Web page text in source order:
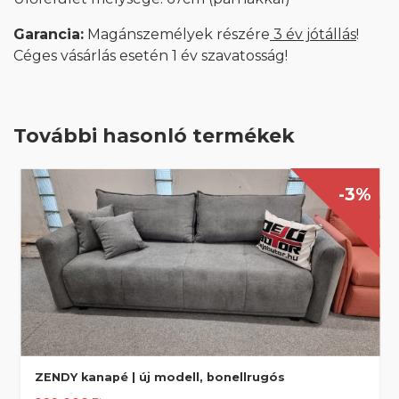
Garancia: Magánszemélyek részére 3 év jótállás!
Céges vásárlás esetén 1 év szavatosság!
További hasonló termékek
-3%
ZENDY kanapé | új modell, bonellrugós